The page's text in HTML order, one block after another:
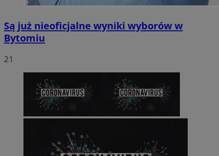
Są już nieoficjalne wyniki wyborów w
Bytomiu
21